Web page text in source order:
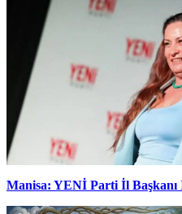
Manisa: YENİ Parti İl